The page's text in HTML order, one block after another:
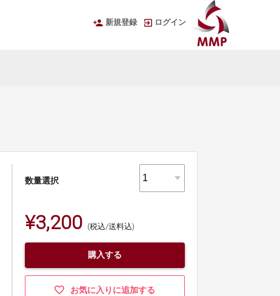
新規登録 ログイン
数量選択
¥3,200 (税込/送料込)
購入する
お気に入りに追加する